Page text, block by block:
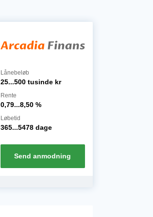
Lånebeløb
25...500 tusindekr
Rente
0,79...8,50 %
Løbetid
365...5478dage
Send anmodning